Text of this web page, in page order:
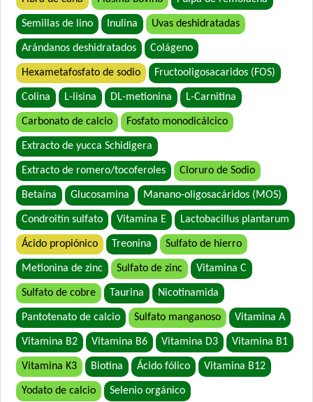
Semillas de lino Inulina Uvas deshidratadas
Arándanos deshidratados Colágeno
Hexametafosfato de sodio Fructooligosacaridos (FOS)
Colina L-lisina DL-metionina L-Carnitina
Carbonato de calcio Fosfato monodicálcico
Extracto de yucca Schidigera
Extracto de romero/tocoferoles Cloruro de Sodio
Betaína Glucosamina Manano-oligosacáridos (MOS)
Condroitín sulfato Vitamina E Lactobacillus plantarum
Ácido propiónico Treonina Sulfato de hierro
Metionina de zinc Sulfato de zinc Vitamina C
Sulfato de cobre Taurina Nicotinamida
Pantotenato de calcio Sulfato manganoso Vitamina A
Vitamina B2 Vitamina B6 Vitamina D3 Vitamina B1
Vitamina K3 Biotina Ácido fólico Vitamina B12
Yodato de calcio Selenio orgánico